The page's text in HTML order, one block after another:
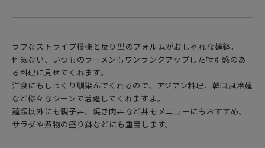
ラフなストライプ模様と反り型のフォルムがおしゃれな麺鉢。
何気ない、いつものラーメンもワンランクアップした特別感のあ
る料理に見せてくれます。
洋食にもしっくり馴染んでくれるので、アジアン料理、韓国風冷麺
など様々なシーンで活躍してくれますよ。
麺類以外にも親子丼、焼き肉丼など丼もメニューにもおすすめ。
サラダや煮物の盛り鉢などにも重宝します。